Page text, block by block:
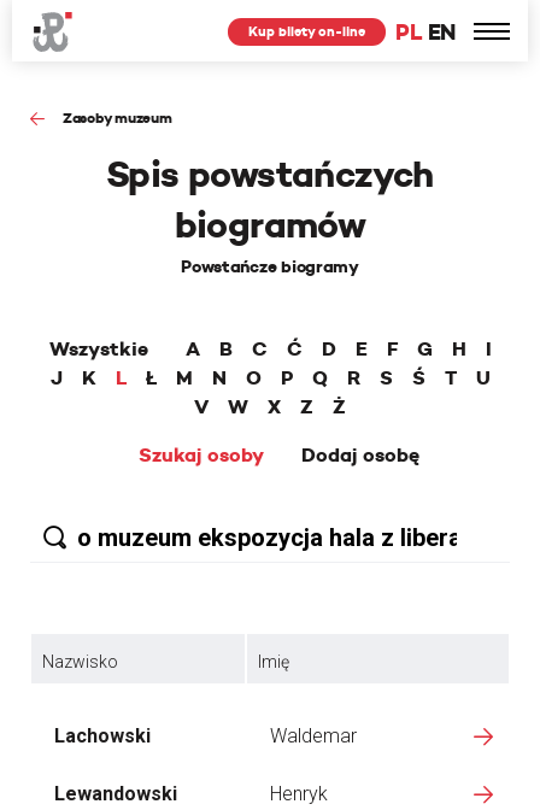
PL EN
Kup bilety on-line
Zasoby muzeum
Spis powstańczych
biogramów
Powstańcze biogramy
Wszystkie A B C Ć D E F G H
I
J
K L Ł M N O P Q R S Ś T
U
V
W X Z
Ż
Szukaj osoby
Dodaj osobę
Nazwisko Imię
Lachowski Waldemar
Lewandowski Henryk